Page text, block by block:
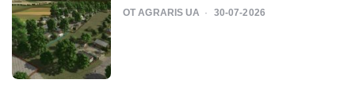
ОТ AGRARIS UA 30-07-2026